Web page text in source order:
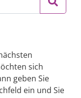
sich
geben Sie
ein und Sie